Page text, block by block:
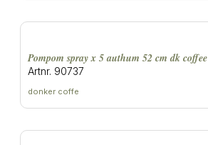
pompom spray x 5 authum 52 cm dk coffee
Artnr. 90737
donker coffe